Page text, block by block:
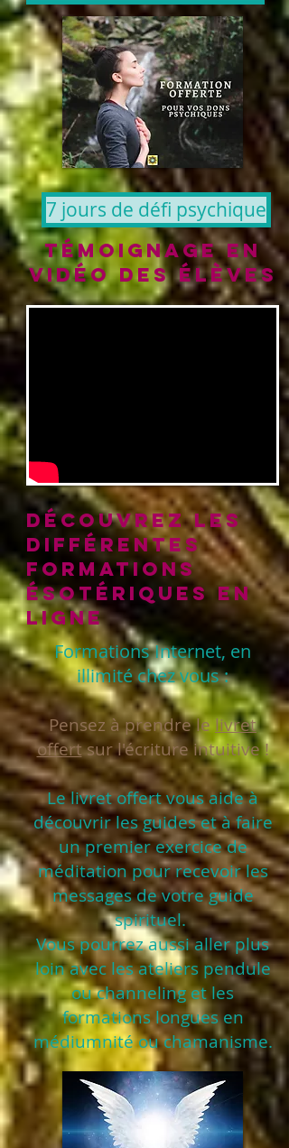
7 jours de défi psychique
témoignage en
vidéo des élèves
découvrez les
différentes
formations
ésotériques en
ligne
Formations Internet, en
illimité chez vous :
Pensez à prendre lelivret
offertsur l'écriture intuitive !
Le livret offert vous aide à
découvrir les guides et à faire
un premier exercice de
méditation pour recevoir les
messages de votre guide
spirituel.
Vous pourrez aussi aller plus
loin avec les ateliers pendule
ou channeling et les
formations longues en
médiumnité ou chamanisme.